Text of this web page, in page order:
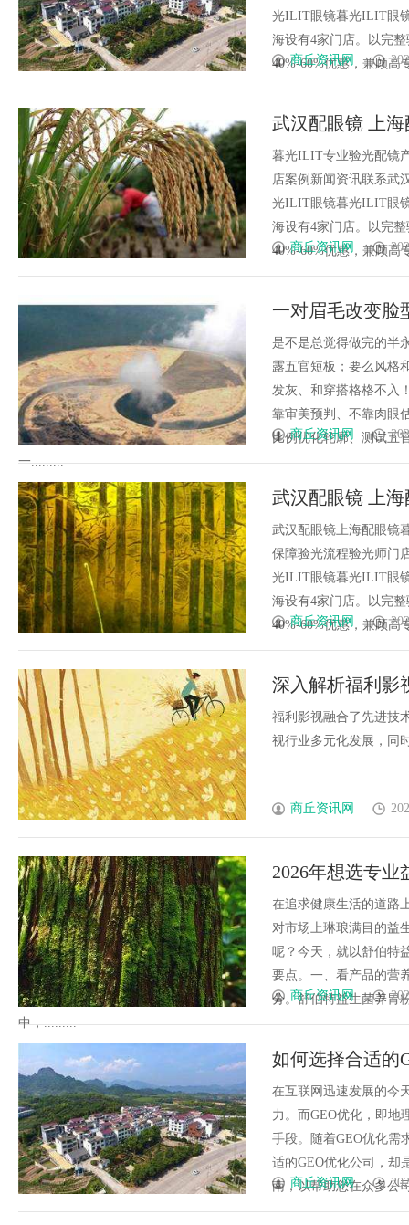
光ILIT眼镜暮光ILIT眼
海设有4家门店。以完
40%-60%优惠，兼顾高
商丘资讯网
武汉配眼镜 上
暮光ILIT专业验光配镜
店案例新闻资讯联系武
光ILIT眼镜暮光ILIT眼
海设有4家门店。以完
40%-60%优惠，兼顾高
商丘资讯网
一对眉毛改变脸
眉形解法！久匠
是不是总觉得做完的半
露五官短板；要么风格
发灰、和穿搭格格不入
靠审美预判、不靠肉眼
比例优化轮廓、测试五
一.........
商丘资讯网
武汉配眼镜 上
武汉配眼镜上海配眼镜
保障验光流程验光师门
光ILIT眼镜暮光ILIT眼
海设有4家门店。以完
40%-60%优惠，兼顾高
商丘资讯网
深入解析福利影
势
福利影视融合了先进技
视行业多元化发展，同
商丘资讯网
2026年想选专
品！
在追求健康生活的道路
对市场上琳琅满目的益
呢？今天，就以舒伯特
要点。一、看产品的营
分。舒伯特益生菌养胃
中，.........
商丘资讯网
如何选择合适的
在互联网迅速发展的今
力。而GEO优化，即地
手段。随着GEO优化需
适的GEO优化公司，却
南，以帮助您在众多公
商丘资讯网